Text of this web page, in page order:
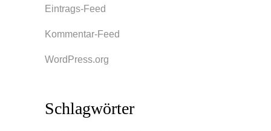
Eintrags-Feed
Kommentar-Feed
WordPress.org
Schlagwörter